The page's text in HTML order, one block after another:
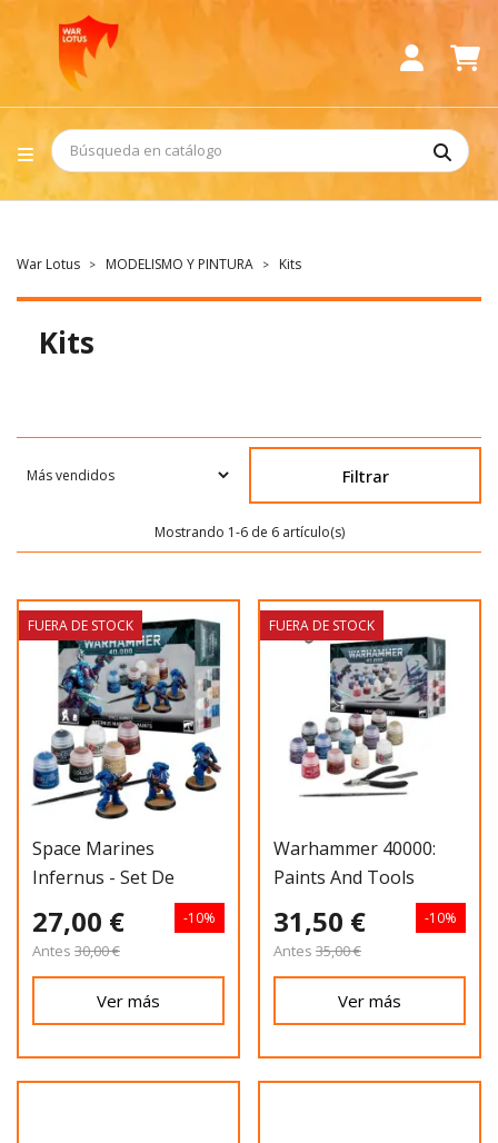
War Lotus MODELISMO Y PINTURA Kits
Kits
Filtrar
Mostrando 1-6 de 6 artículo(s)
Space Marines
Infernus - Set De
27,00 €
Antes 30,00 €
-10%
Ver más
FUERA DE STOCK
Warhammer 40000:
Paints And Tools
31,50 €
Antes 35,00 €
-10%
Ver más
FUERA DE STOCK